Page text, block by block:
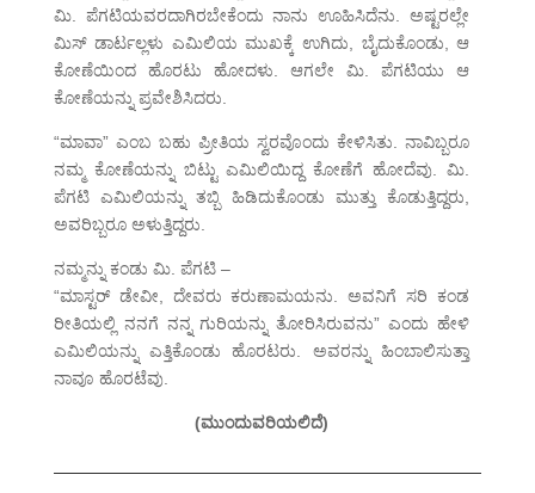
ಮಿ. ಪೆಗಟಿಯವರದಾಗಿರಬೇಕೆಂದು ನಾನು ಊಹಿಸಿದೆನು. ಅಷ್ಟರಲ್ಲೇ
ಮಿಸ್ ಡಾರ್ಟಲ್ಲಳು ಎಮಿಲಿಯ ಮುಖಕ್ಕೆ ಉಗಿದು, ಬೈದುಕೊಂಡು, ಆ
ಕೋಣೆಯಿಂದ ಹೊರಟು ಹೋದಳು. ಆಗಲೇ ಮಿ. ಪೆಗಟಿಯು ಆ
ಕೋಣೆಯನ್ನು ಪ್ರವೇಶಿಸಿದರು.
“ಮಾವಾ” ಎಂಬ ಬಹು ಪ್ರೀತಿಯ ಸ್ವರವೊಂದು ಕೇಳಿಸಿತು. ನಾವಿಬ್ಬರೂ
ನಮ್ಮ ಕೋಣೆಯನ್ನು ಬಿಟ್ಟು ಎಮಿಲಿಯಿದ್ದ ಕೋಣೆಗೆ ಹೋದೆವು. ಮಿ.
ಪೆಗಟಿ ಎಮಿಲಿಯನ್ನು ತಬ್ಬಿ ಹಿಡಿದುಕೊಂಡು ಮುತ್ತು ಕೊಡುತ್ತಿದ್ದರು,
ಅವರಿಬ್ಬರೂ ಅಳುತ್ತಿದ್ದರು.
ನಮ್ಮನ್ನು ಕಂಡು ಮಿ. ಪೆಗಟಿ –
“ಮಾಸ್ಟರ್ ಡೇವೀ, ದೇವರು ಕರುಣಾಮಯನು. ಅವನಿಗೆ ಸರಿ ಕಂಡ
ರೀತಿಯಲ್ಲಿ ನನಗೆ ನನ್ನ ಗುರಿಯನ್ನು ತೋರಿಸಿರುವನು” ಎಂದು ಹೇಳಿ
ಎಮಿಲಿಯನ್ನು ಎತ್ತಿಕೊಂಡು ಹೊರಟರು. ಅವರನ್ನು ಹಿಂಬಾಲಿಸುತ್ತಾ
ನಾವೂ ಹೊರಟೆವು.
(ಮುಂದುವರಿಯಲಿದೆ)